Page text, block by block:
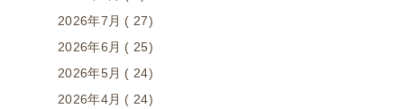
2026年7月 ( 27)
2026年6月 ( 25)
2026年5月 ( 24)
2026年4月 ( 24)